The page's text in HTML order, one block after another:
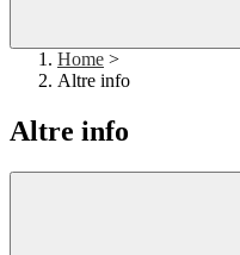
Home >
Altre info
Altre info